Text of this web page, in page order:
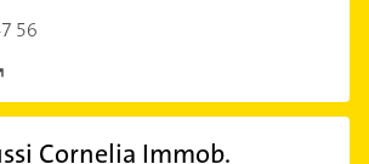
56
Cornelia Immob.